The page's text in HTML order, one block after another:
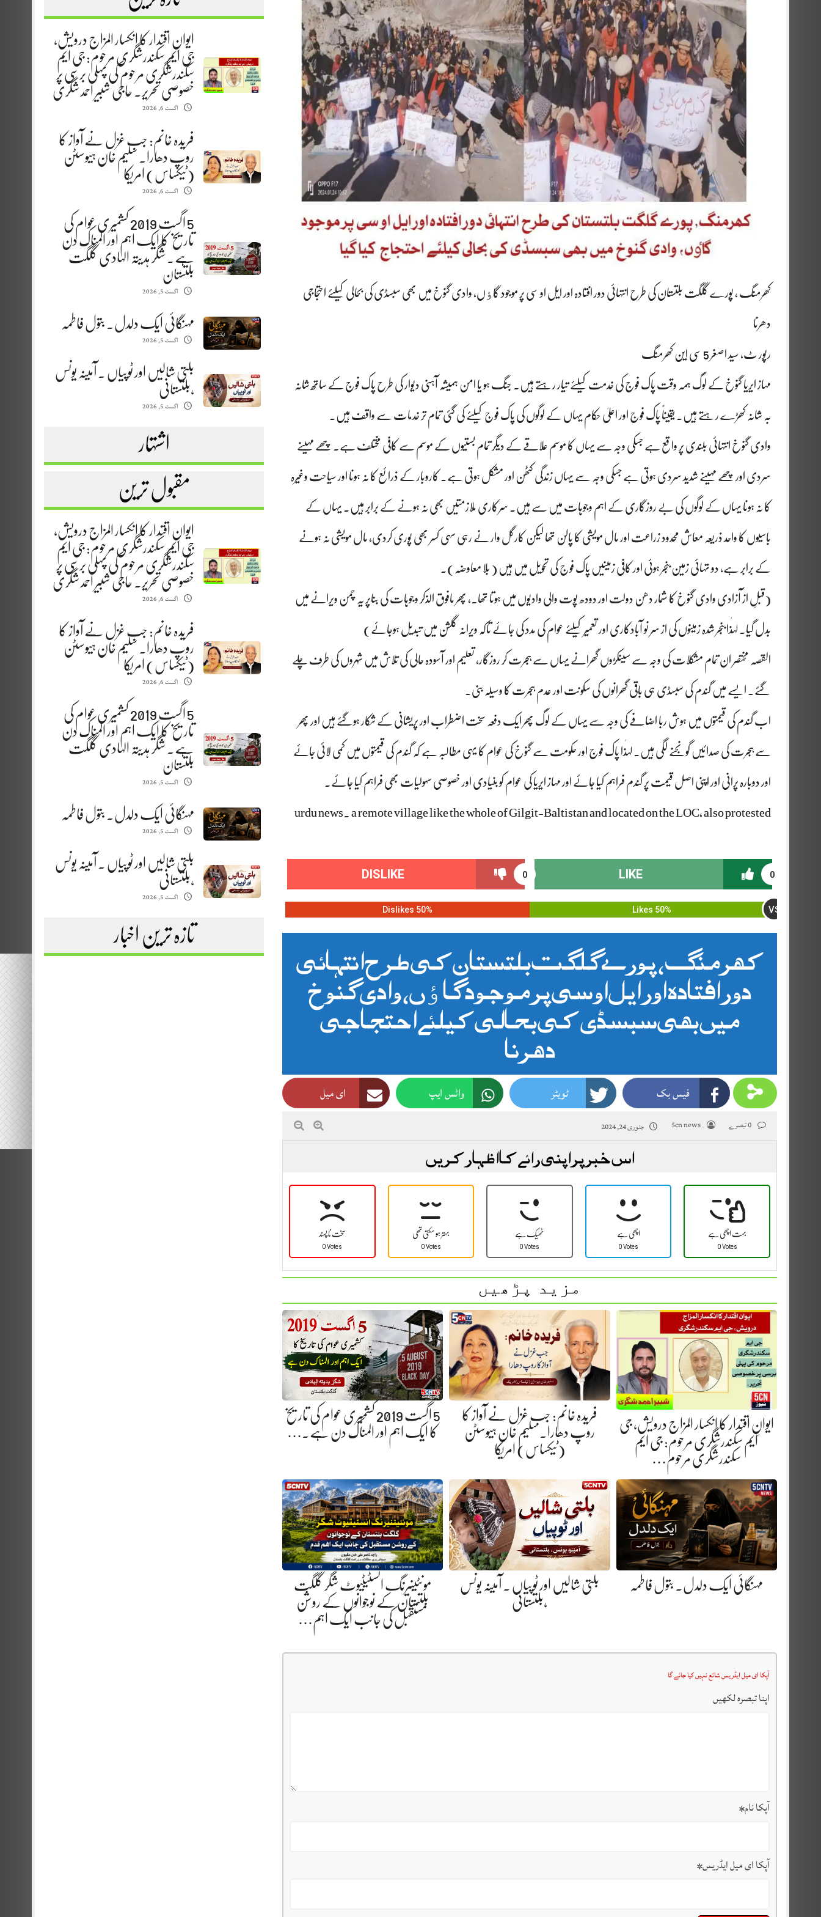
ایوانِ اقتدار کا انکسار المزاج درویش،
جی ایم سکندرشگری مرحوم: جی ایم
سکندرشگری مرحوم کی پہلی برسی پر
خصوصی تحریر. حاجی شبیر احمد شگری
اگست 6, 2026
فریدہ خانم: جب غزل نے آواز کا
روپ دھارا. سلیم خان ہیوسٹن
(ٹیکساس) امریکا
اگست 6, 2026
5 اگست 2019 کشمیری عوام کی
تاریخ کا ایک اہم اور المناک دن
ہے. شگر ہدیتہ الہادی گلگت
بلتستان
اگست 5, 2026
مہنگائی ایک دلدل. بتول فاطمہ
اگست 5, 2026
بلتی شالیں اور ٹوپیاں . آمینہ یونس
،بلتستانی
اگست 5, 2026
اشتہار
مقبول ترین
ایوانِ اقتدار کا انکسار المزاج درویش،
جی ایم سکندرشگری مرحوم: جی ایم
سکندرشگری مرحوم کی پہلی برسی پر
خصوصی تحریر. حاجی شبیر احمد شگری
اگست 6, 2026
فریدہ خانم: جب غزل نے آواز کا
روپ دھارا. سلیم خان ہیوسٹن
(ٹیکساس) امریکا
اگست 6, 2026
5 اگست 2019 کشمیری عوام کی
تاریخ کا ایک اہم اور المناک دن
ہے. شگر ہدیتہ الہادی گلگت
بلتستان
اگست 5, 2026
مہنگائی ایک دلدل. بتول فاطمہ
اگست 5, 2026
بلتی شالیں اور ٹوپیاں . آمینہ یونس
،بلتستانی
اگست 5, 2026
تازہ ترین اخبار
کھرمنگ ، پورے گلگت بلتستان کی طرح انتہائی دور افتادہ اور ایل او سی پر موجود گاٶں، وادی گنوخ میں بھی سبسڈی کی بحالی کیلئے احتجاجی
دھرنا
رپور ٹ، سید اصغر 5 سی این کھرمنگ
مہاز ایریا گنوخ کے لوگ ہمہ وقت پاک فوج کی خدمت کیلئے تیار رہتے ہیں۔ جنگ ہو یا امن ہمیشہ آہنی دیوار کی طرح پاک فوج کے ساتھ شانہ
بہ شانہ کھڑے رہتے ہیں۔ یقیناً پاک فوج اور اعلیٰ حکام یہاں کے لوگوں کی پاک فوج کیلئے کی گئی تمام تر خدمات سے واقف ہیں۔
وادی گنوخ انتہائی بلندی پر واقع ہے جسکی وجہ سے یہاں کا موسم علاقے کے دیگر تمام بستیوں کے موسم سے کافی مختلف ہے۔ چھے مہینے
سردی اور چھے مہینے شدید سردی ہوتی ہے جسکی وجہ سے یہاں زندگی کٹھن اور مشکل ہوتی ہے۔ کاروبار کے ذرائع کا نہ ہونا اور سیاحت وغیرہ
کا نہ ہونا یہاں کے لوگوں کی بے روزگاری کے اہم وجوہات میں سے ہیں۔ سرکاری ملازمتیں بھی نہ ہونے کے برابر ہیں۔ یہاں کے
باسیوں کا واحد ذریعہ معاش محدود زراعت اور مال مویشی کا پالن تھا لیکن کارگل وار نے رہی سہی کسر بھی پوری کردی، مال مویشی نہ ہونے
کے برابر ہے، دو تہائی زمین بنجر ہوئی اور کافی زمینیں پاک فوج کی تحویل میں ہیں ( بلا معاوضہ)۔
(قبلِ از آزادی وادی گنوخ کا شمار دھن دولت اور دودھ پوت والی وادیوں میں ہوتا تھا۔، پھر مافوق الذکر وجوہات کی بناپر یہ چمن ویرانے میں
بدل گیا۔ لہٰذا بنجر شدہ زمینوں کی از سر نو آبادکاری اور تعمیر کیلئے عوام کی مدد کی جائے تاکہ ویرانہ گلشن میں تبدیل ہوجائے)
القصہ مختصر ان تمام مشکلات کی وجہ سے سینکڑوں گھرانے یہاں سے ہجرت کر روزگار، تعلیم اور آسودہ حالی کی تلاش میں شہروں کی طرف چلے
گئے۔ ایسے میں گندم کی سبسڈی ہی باقی گھرانوں کی سکونت اور عدم ہجرت کا وسیلہ بنی۔
اب گندم کی قیمتوں میں ہوش ربا اضافے کی وجہ سے یہاں کے لوگ پھر ایک دفعہ سخت اضطراب اور پریشانی کے شکار ہوگئے ہیں اور پھر
سے ہجرت کی صدائیں گونجنے لگی ہیں۔ لہٰذا پاک فوج اور حکومت سے گنوخ کی عوام کا یہی مطالبہ ہے کہ گندم کی قیمتوں میں کمی لائی جائے
اور دوبارہ پرانی اور اپنی اصل قیمت پر گندم فراہم کیا جائے اور مہاز ایریا کی عوام کو بنیادی اور خصوصی سہولیات بھی فراہم کیا جائے.
urdu news. a remote village like the whole of Gilgit-Baltistan and located on the LOC, also protested
0
LIKE
0
DISLIKE
50% Likes VS
50% Dislikes
کھرمنگ ، پورے گلگت بلتستان کی طرح انتہائی
دور افتادہ اور ایل او سی پر موجود گاٶں، وادی گنوخ
میں بھی سبسڈی کی بحالی کیلئے احتجاجی
دھرنا
فیس بک ٹویٹر واٹس ایپ ای میل
5cn news جنوری 24, 2024
اس خبر پر اپنی رائے کا اظہار کریں
سخت نا پسند
0 Votes
بہتر ہو سکتی تھی
0 Votes
ٹھیک ہے
0 Votes
اچھی ہے
0 Votes
بہت اچھی ہے
0 Votes
مزید پڑھیں
ایوانِ اقتدار کا انکسار المزاج درویش، جی
ایم سکندرشگری مرحوم: جی ایم
سکندرشگری مرحوم…
فریدہ خانم: جب غزل نے آواز کا
روپ دھارا. سلیم خان ہیوسٹن
(ٹیکساس) امریکا
5 اگست 2019 کشمیری عوام کی تاریخ
کا ایک اہم اور المناک دن ہے.…
مہنگائی ایک دلدل. بتول فاطمہ
بلتی شالیں اور ٹوپیاں . آمینہ یونس
،بلتستانی
مونٹینیرنگ انسٹیٹیوٹ شگر گلگت
بلتستان کے نوجوانوں کے روشن
مستقبل کی جانب ایک اہم…
آپکا ای میل ایڈریس شائع نہیں کیا جائے گا
اپنا تبصرہ لکھیں
آپکا نام*
آپکا ای میل ایڈریس*